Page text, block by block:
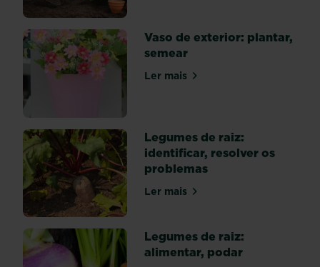
abra
totalmente
as
janelas
de
ar)...
Vaso de exterior: plantar,
semear
Ler maissobre Vaso de exterior:
Legumes de raiz:
identificar, resolver os
problemas
Ler maissobre Legumes de raiz:
Legumes de raiz:
alimentar, podar